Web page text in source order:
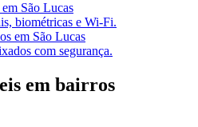
em São Lucas
biométricas e Wi-Fi.
em São Lucas
com segurança.
em bairros